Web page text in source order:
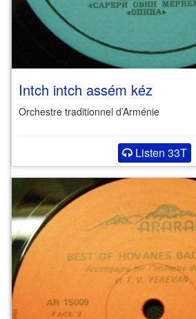
Intch intch assém kéz
Orchestre traditionnel d’Arménie
Listen 33T